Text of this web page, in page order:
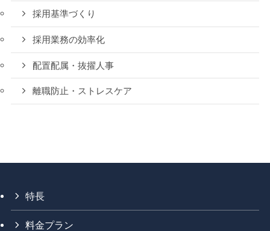
採用基準づくり
採用業務の効率化
配置配属・抜擢人事
離職防止・ストレスケア
特長
料金プラン